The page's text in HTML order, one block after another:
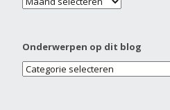
Onderwerpen op dit blog